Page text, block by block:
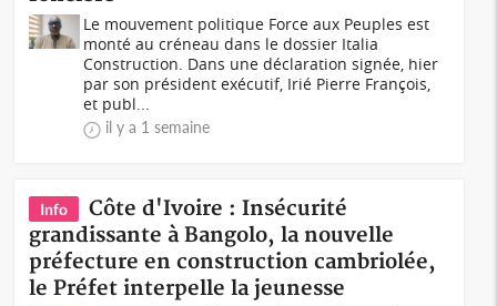
Le mouvement politique Force aux Peuples est
monté au créneau dans le dossier Italia
Construction. Dans une déclaration signée, hier
par son président exécutif, Irié Pierre François,
et publ...
il y a 1 semaine
Info
Côte d'Ivoire : Insécurité
grandissante à Bangolo, la nouvelle
préfecture en construction cambriolée,
le Préfet interpelle la jeunesse